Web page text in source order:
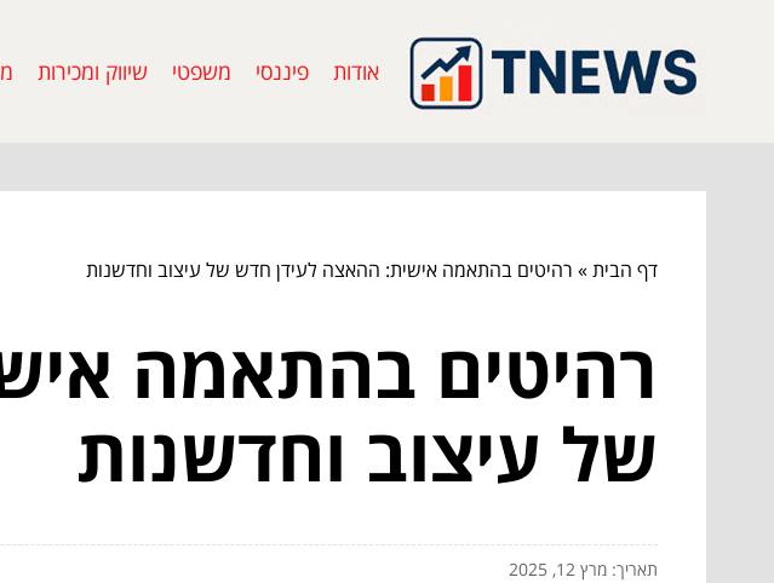
אודות פיננסי משפטי שיווק ומכירות
דף הבית» רהיטים בהתאמה אישית: ההאצה לעידן חדש של עיצוב וחדשנות
רהיטים בהתאמה
של עיצוב וחדשנות
תאריך: מרץ 12, 2025